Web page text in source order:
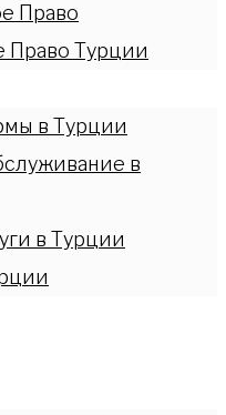
Право
Право Турции
в Турции
в
в Турции